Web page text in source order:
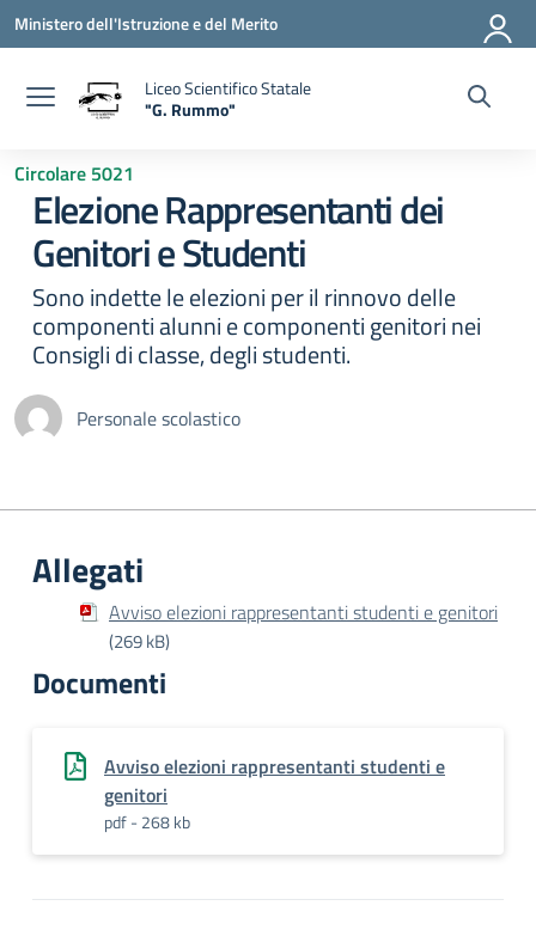
Vai ai contenuti
Vai al menu di navigazione
Vai al footer
Ministero dell'Istruzione e del Merito
Liceo Scientifico Statale
"G. Rummo"
Circolare 5021
Elezione Rappresentanti dei
Genitori e Studenti
Sono indette le elezioni per il rinnovo delle
componenti alunni e componenti genitori nei
Consigli di classe, degli studenti.
Personale scolastico
Allegati
Avviso elezioni rappresentanti studenti e genitori
(269 kB)
Documenti
Avviso elezioni rappresentanti studenti e
genitori
pdf - 268 kb